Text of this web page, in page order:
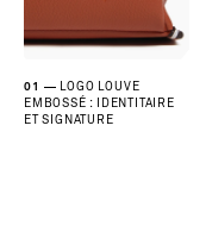
01
LOGO LOUVE
EMBOSSÉ : IDENTITAIRE
ET SIGNATURE